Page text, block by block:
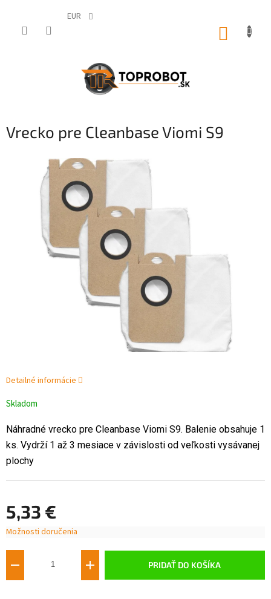
EUR
Vrecko pre Cleanbase Viomi S9
5,33 €
Jednotková
Skladom
Možnosti doručenia
PRIDAŤ DO KOŠÍKA
Náhradné vrecko pre Cleanbase Viomi S9. Balenie obsahuje 1
ks. Vydrží 1 až 3 mesiace v závislosti od veľkosti vysávanej
plochy
Detailné informácie